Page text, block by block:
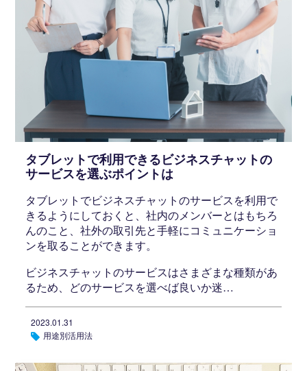
タブレットで利用できるビジネスチャットの
サービスを選ぶポイントは
タブレットでビジネスチャットのサービスを利用で
きるようにしておくと、社内のメンバーとはもちろ
んのこと、社外の取引先と手軽にコミュニケーショ
ンを取ることができます。
ビジネスチャットのサービスはさまざまな種類があ
るため、どのサービスを選べば良いか迷…
2023.01.31
用途別活用法